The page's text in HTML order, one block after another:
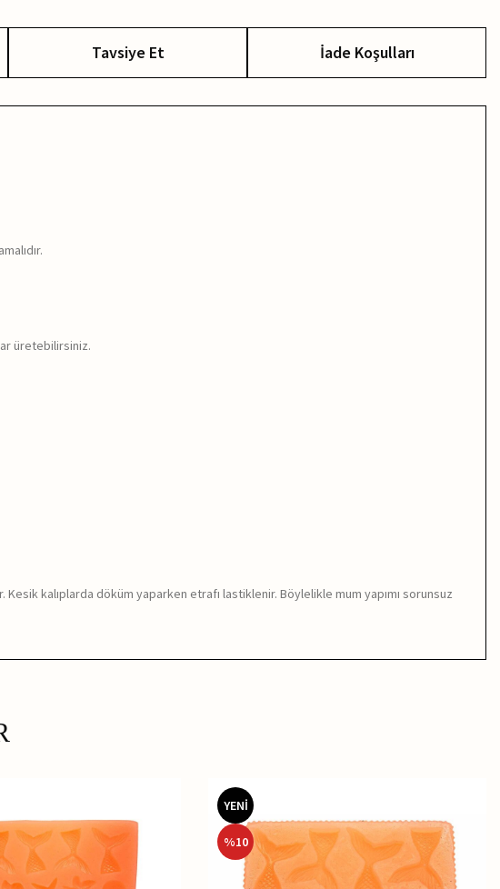
Tavsiye Et İade Koşulları
üretebilirsiniz.
Kesik kalıplarda döküm yaparken etrafı lastiklenir. Böylelikle mum yapımı sorunsuz
YENİ
%10